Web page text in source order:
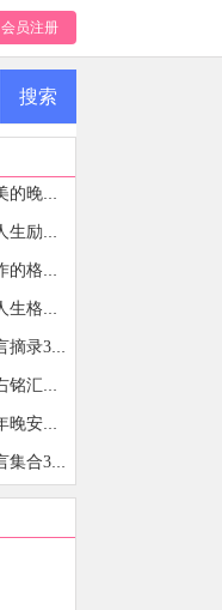
会员注册
2020年经典优美的晚安问候语语录76条
2021年实用的人生励志座右铭集合39句
2021年精选工作的格言汇总62句
2020年简洁的人生格言座右铭锦集65条
通用工作的格言摘录38条
2021年励志座右铭汇编64句
【精华】2021年晚安正能量语录锦集99句
通用工作的格言集合39句